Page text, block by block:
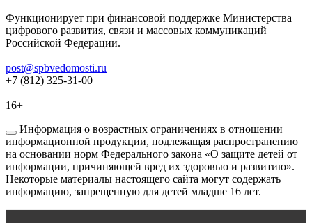
Функционирует при финансовой поддержке Министерства
цифрового развития, связи и массовых коммуникаций
Российской Федерации.
post@spbvedomosti.ru
+7 (812) 325-31-00
16+
Информация о возрастных ограничениях в отношении
информационной продукции, подлежащая распространению
на основании норм Федерального закона «О защите детей от
информации, причиняющей вред их здоровью и развитию».
Некоторые материалы настоящего сайта могут содержать
информацию, запрещенную для детей младше 16 лет.